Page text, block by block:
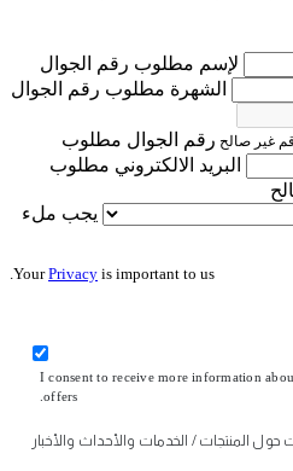
لإسم مطلوب رقم الجوال
الشهرة مطلوب رقم الجوال
غير صالح رقم الجوال مطلوب
البريد الالكتروني مطلوب
يجب ملء
YourPrivacy is important to us.
I consent to receive more information
offers.
المنتجات / الخدمات والأحداث والأخبار